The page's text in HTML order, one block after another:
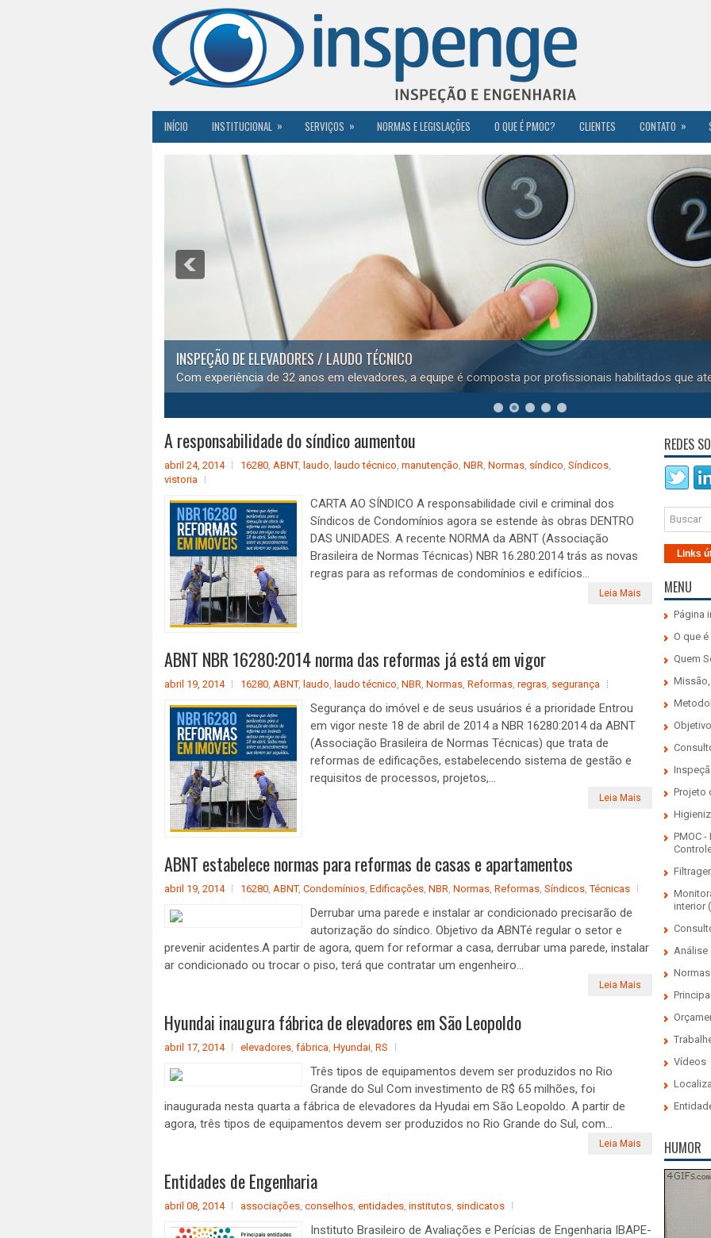
INÍCIO INSTITUCIONAL » SERVIÇOS » NORMAS E LEGISLAÇÕES O QUE É PMOC? CLIENTES CONTATO »
INSPEÇÃO DE ELEVADORES / LAUDO TÉCNICO
Com experiência de 32 anos em elevadores, a equipe é composta por profissionais habilitados que
A responsabilidade do síndico aumentou
abril 24, 2014 16280, ABNT, laudo, laudo técnico, manutenção, NBR, Normas, síndico, Síndicos,
vistoria
CARTA AO SÍNDICO A responsabilidade civil e criminal dos
Síndicos de Condomínios agora se estende às obras DENTRO
DAS UNIDADES. A recente NORMA da ABNT (Associação
Brasileira de Normas Técnicas) NBR 16.280:2014 trás as novas
regras para as reformas de condomínios e edifícios...
Leia Mais
ABNT NBR 16280:2014 norma das reformas já está em vigor
abril 19, 2014 16280, ABNT, laudo, laudo técnico, NBR, Normas, Reformas, regras, segurança
Segurança do imóvel e de seus usuários é a prioridade Entrou
em vigor neste 18 de abril de 2014 a NBR 16280:2014 da ABNT
(Associação Brasileira de Normas Técnicas) que trata de
reformas de edificações, estabelecendo sistema de gestão e
requisitos de processos, projetos,...
Leia Mais
ABNT estabelece normas para reformas de casas e apartamentos
abril 19, 2014 16280, ABNT, Condomínios, Edificações, NBR, Normas, Reformas, Síndicos,Técnicas
Derrubar uma parede e instalar ar condicionado precisarão de
autorização do síndico. Objetivo da ABNTé regular o setor e
prevenir acidentes.A partir de agora, quem for reformar a casa, derrubar uma parede, instalar
ar condicionado ou trocar o piso, terá que contratar um engenheiro...
Leia Mais
Hyundai inaugura fábrica de elevadores em São Leopoldo
abril 17, 2014 elevadores, fábrica, Hyundai, RS
Três tipos de equipamentos devem ser produzidos no Rio
Grande do Sul Com investimento de R$ 65 milhões, foi
inaugurada nesta quarta a fábrica de elevadores da Hyudai em São Leopoldo. A partir de
agora, três tipos de equipamentos devem ser produzidos no Rio Grande do Sul, com...
Leia Mais
Entidades de Engenharia
abril 08, 2014 associações, conselhos, entidades, institutos, sindicatos
Instituto Brasileiro de Avaliações e Perícias de Engenharia IBAPE-
REDES
Links
MENU
Página
O que é
Quem
Projeto
PMOC
interior
Análise
Vídeos
HUMOR